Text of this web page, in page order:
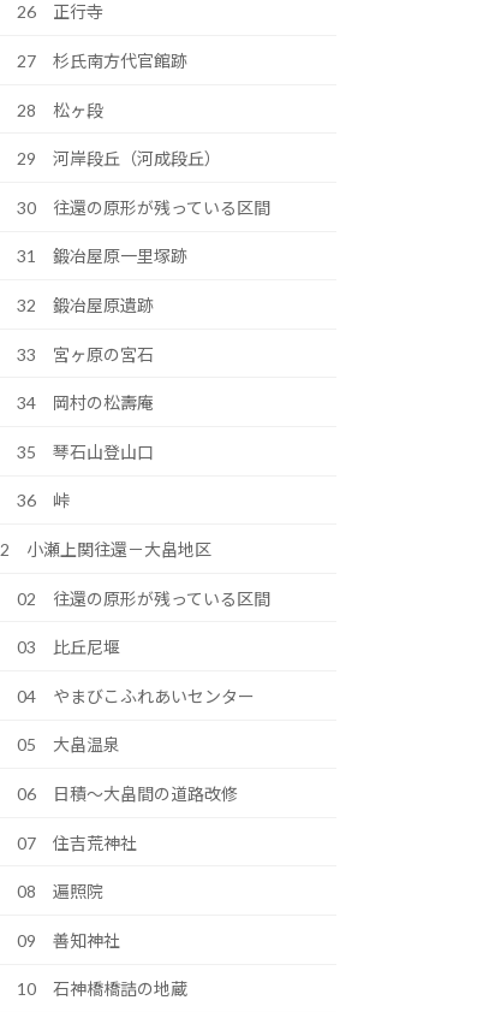
26 正行寺
27 杉氏南方代官館跡
28 松ヶ段
29 河岸段丘（河成段丘）
30 往還の原形が残っている区間
31 鍛冶屋原一里塚跡
32 鍛冶屋原遺跡
33 宮ヶ原の宮石
34 岡村の松壽庵
35 琴石山登山口
36 峠
2 小瀬上関往還－大畠地区
02 往還の原形が残っている区間
03 比丘尼堰
04 やまびこふれあいセンター
05 大畠温泉
06 日積～大畠間の道路改修
07 住吉荒神社
08 遍照院
09 善知神社
10 石神橋橋詰の地蔵